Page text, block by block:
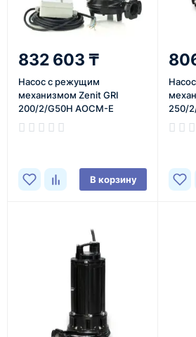
832 603 ₸
Насос с режущим
механизмом Zenit GRI
200/2/G50H AOCM-E
В корзину
250/